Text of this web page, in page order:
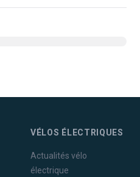
VÉLOS ÉLECTRIQUES
Actualités vélo
électrique